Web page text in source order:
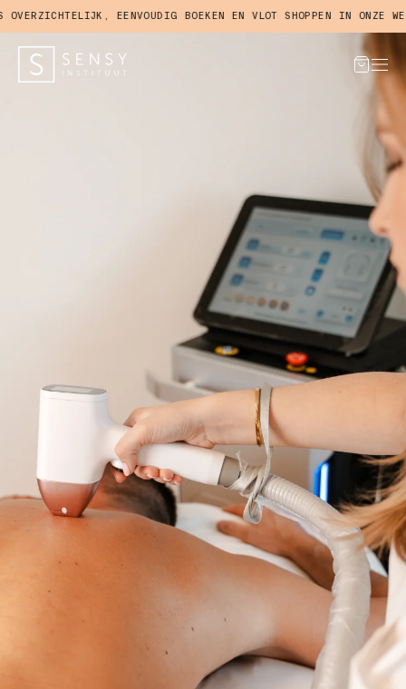
EENVOUDIG BOEKEN EN VLOT SHOPPEN IN ONZE